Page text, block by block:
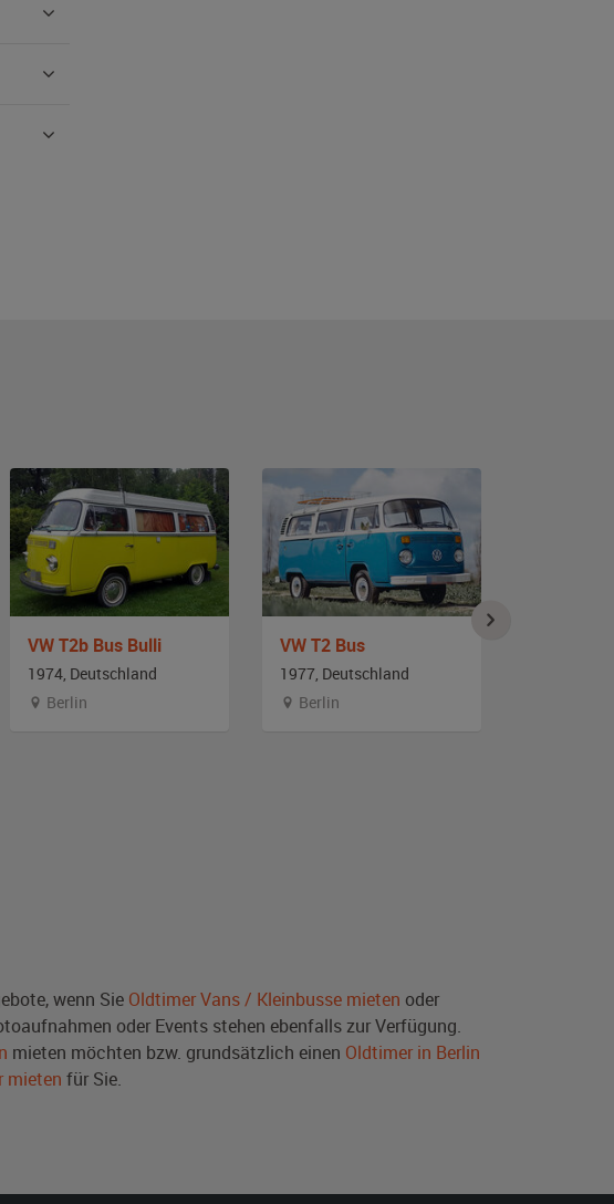
VW T2b Bus Bulli
1974, Deutschland
Berlin
VW T2 Bus
1977, Deutschland
Berlin
wenn Sie Oldtimer Vans / Kleinbusse mieten oder
oder Events stehen ebenfalls zur Verfügung.
mieten möchten bzw. grundsätzlich einen Oldtimer in Berlin
mieten für Sie.